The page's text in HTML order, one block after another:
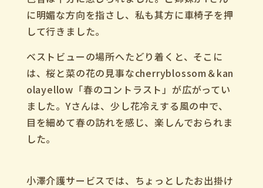
に明媚な方向を指さし、私も其方に車椅子を押
して行きました。
ベストビューの場所へたどり着くと、そこに
は、桜と菜の花の見事なcherryblossom＆kan
olayellow「春のコントラスト」が広がってい
ました。Yさんは、少し花冷えする風の中で、
目を細めて春の訪れを感じ、楽しんでおられま
した。
小澤介護サービスでは、ちょっとしたお出掛け